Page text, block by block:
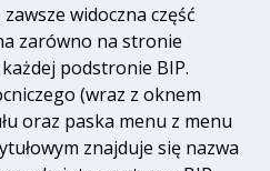
widoczna część
zarówno na stronie
podstronie BIP.
(wraz z oknem
oraz paska menu z menu
znajduje się nazwa